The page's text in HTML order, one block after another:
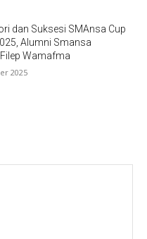
dan Suksesi SMAnsa Cup
Alumni Smansa
Wamafma
2025